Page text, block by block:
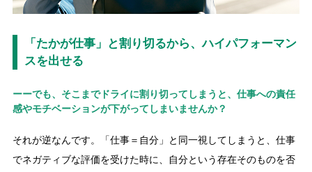
「たかが仕事」と割り切るから、ハイパフォーマン
スを出せる
ーーでも、そこまでドライに割り切ってしまうと、仕事への責任
感やモチベーションが下がってしまいませんか？
それが逆なんです。「仕事＝自分」と同一視してしまうと、仕事
でネガティブな評価を受けた時に、自分という存在そのものを否